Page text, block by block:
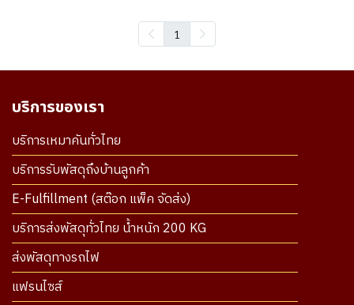
1
บริการของเรา
บริการเหมาคันทั่วไทย
บริการรับพัสดุถึงบ้านลูกค้า
E-Fulfillment (สต๊อก แพ็ค จัดส่ง)
บริการส่งพัสดุทั่วไทย น้ำหนัก 200 KG
ส่งพัสดุทางรถไฟ
แฟรนไซส์